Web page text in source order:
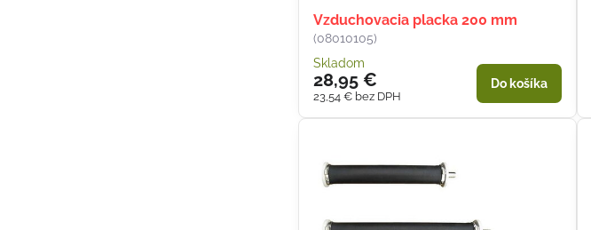
Vzduchovacia placka 200 mm
(08010105)
Skladom
28,95 €
23,54 € bez DPH
Do košíka